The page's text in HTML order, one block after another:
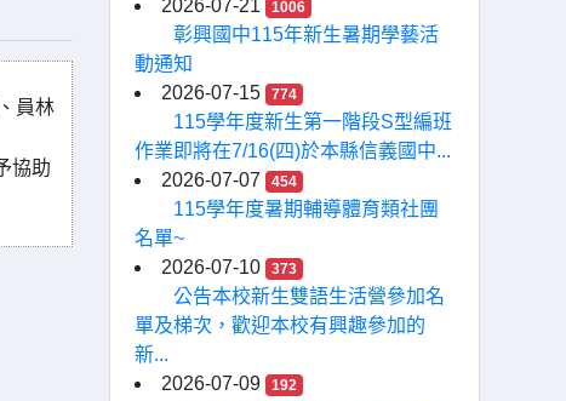
員林
協助
2026-07-21
1006
彰興國中115年新生暑期學藝活
動通知
2026-07-15
774
115學年度新生第一階段S型編班
作業即將在7/16(四)於本縣信義國中...
2026-07-07
454
115學年度暑期輔導體育類社團
名單~
2026-07-10
373
公告本校新生雙語生活營參加名
單及梯次，歡迎本校有興趣參加的
新...
2026-07-09
192